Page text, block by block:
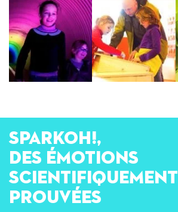
SPARKOH!,
des émotions
scientifiquement
prouvées